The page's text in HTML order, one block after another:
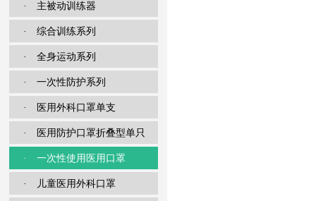
· 主被动训练器
· 综合训练系列
· 全身运动系列
· 一次性防护系列
· 医用外科口罩单支
· 医用防护口罩折叠型单只
· 一次性使用医用口罩
· 儿童医用外科口罩